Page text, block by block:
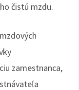
čistú mzdu.
zamestnanca,